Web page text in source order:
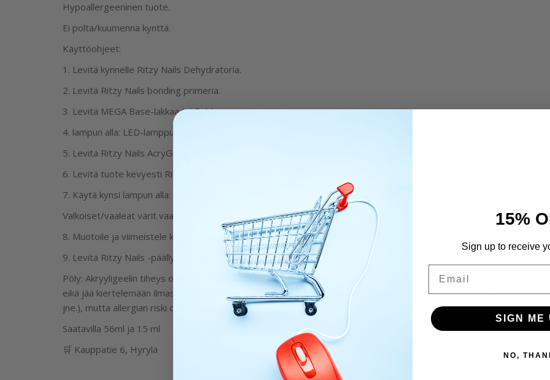
Hypoallergeeninen tuote.
Ei polta/kuumenna kynttä.
Käyttöohjeet:
1. Levitä kynnelle Ritzy Nails Dehydratoria.
2. Levitä Ritzy Nails bonding primeria.
3. Levitä MEGA Base-lakkaa tai Rubber
4. lampun alla: LED-lamppu – 60 sekuntia, UV-lamppu – 2 minuuttia.
5. Levitä Ritzy Nails AcryGel kynsi-spatulalla tai Ritzy Nails Master Brush for AcryGel -siveltimellä.
6. Levitä tuote kevyesti Ritzy Nails Master Brushilla. Muista kosteuttaa sivellin Prep & Wipe -liuoksella.
7. Käytä kynsi lampun alla: LED-lamppu – 60-75 sekuntia, UV-lamppu – 2 minuuttia.
Valkoiset/vaaleat värit vaativat pidemmän kovettumisajan.
8. Muotoile ja viimeistele kynnet.
9. Levitä Ritzy Nails -päällyslakka.
Pöly: Akryyligeelin tiheys on 30 % raskaampi kuin tavallisen rakennusgeelin ja akryylin, siten pöly laskeutuu pöydälle
eikä jää kiertelemään ilmassa. Kynsiteknikon tulisi kuitenkin suojata itsensä suojavälinein (maski, käsineet, pölynimuri
jne.), mutta allergian riski on merkittävästi pienempi.
Saatavilla 56ml ja 15 ml
🛒 Kauppatie 6, Hyrylä
15%
Sign up to receive
SIGN ME
NO,